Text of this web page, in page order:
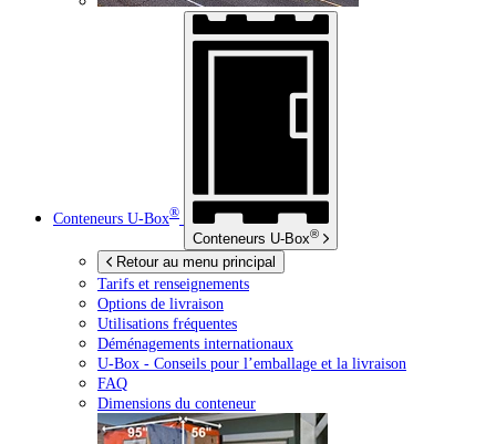
Conteneurs U-Box®
Conteneurs U-Box®
Retour au menu principal
Tarifs et renseignements
Options de livraison
Utilisations fréquentes
Déménagements internationaux
U-Box - Conseils pour l’emballage et la livraison
FAQ
Dimensions du conteneur